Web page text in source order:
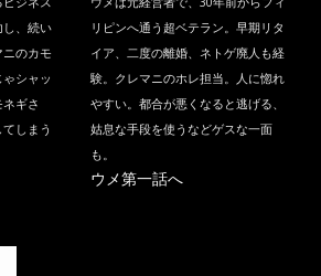
し、続い
ニのカモ
シャッ
ギさ
しまう
リピンへ通う超ベテラン。早期リタ
イア、二度の離婚、ネトゲ廃人も経
験。クレマニのホレ担当。人に惚れ
やすい。都合が悪くなると逃げる、
姑息な手段を使うなどゲスな一面
も。
ウメ第一話へ